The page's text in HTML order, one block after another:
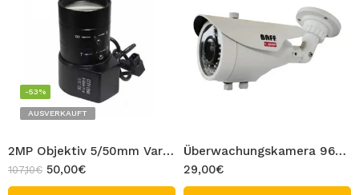
2MP Objektiv 5/50mm Vario Lens für Überwachungskamera Zoom 5-50 mm Linse für Kamera
-53%
AUSVERKAUFT
107,10€ 50,00€
Überwachungskamera 960P AHD Kamera BAFF CCTV Bullet Außen Sicherheitskamera Varifocal Lens Metall Gehäuse 1.3MP Full HD
29,00€